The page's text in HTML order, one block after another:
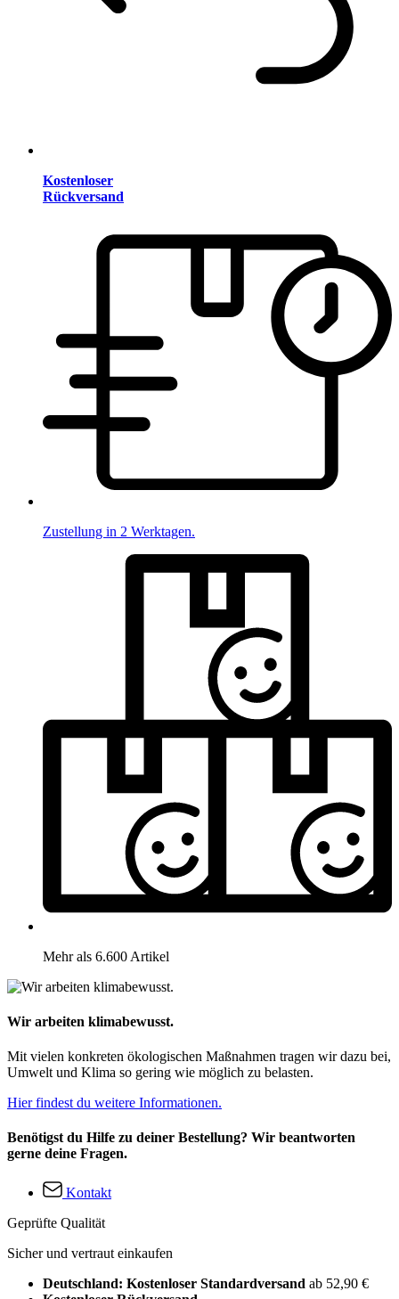
Kostenloser
Rückversand
Zustellung in 2 Werktagen.
Mehr als 6.600 Artikel
Wir arbeiten klimabewusst.
Mit vielen konkreten ökologischen Maßnahmen tragen wir dazu bei,
Umwelt und Klima so gering wie möglich zu belasten.
Hier findest du weitere Informationen.
Benötigst du Hilfe zu deiner Bestellung? Wir beantworten
gerne deine Fragen.
Kontakt
Geprüfte Qualität
Sicher und vertraut einkaufen
Deutschland: Kostenloser Standardversand ab 52,90 €